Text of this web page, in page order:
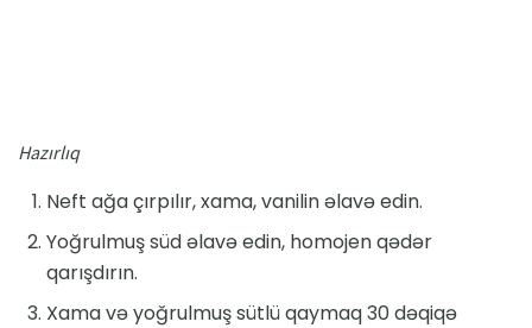
Hazırlıq
Neft ağa çırpılır, xama, vanilin əlavə edin.
Yoğrulmuş süd əlavə edin, homojen qədər
qarışdırın.
Xama və yoğrulmuş sütlü qaymaq 30 dəqiqə